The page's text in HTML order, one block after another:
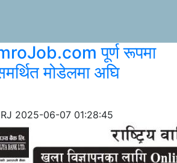
पूर्ण रूपमा
मोडेलमा अघि
2025-06-07 01:28:45